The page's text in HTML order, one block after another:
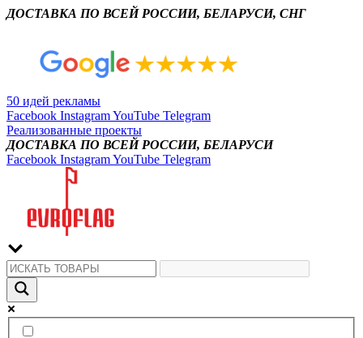
ДОСТАВКА ПО ВСЕЙ РОССИИ, БЕЛАРУСИ, СНГ
50 идей рекламы
Facebook InstagramYouTube Telegram
Реализованные проекты
ДОСТАВКА ПО ВСЕЙ РОССИИ, БЕЛАРУСИ
Facebook InstagramYouTube Telegram